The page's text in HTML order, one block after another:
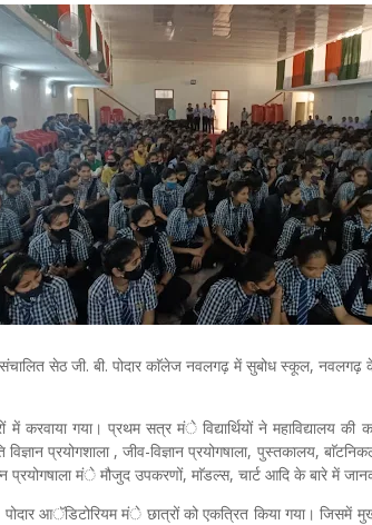
संचालित सेठ जी. बी. पोदार काॅलेज नवलगढ़ में सुबोध स्कूल, नवलगढ़ के
गया। प्रथम सत्र मंे विद्यार्थियों ने महाविद्यालय की
विज्ञान प्रयोगशाला , जीव-विज्ञान प्रयोगषाला, पुस्तकालय,
प्रयोगषाला मंे मौजुद उपकरणों, माॅडल्स, चार्ट आदि के बारे में
पोदार आॅडिटोरियम मंे छात्रों को एकत्रित किया गया।